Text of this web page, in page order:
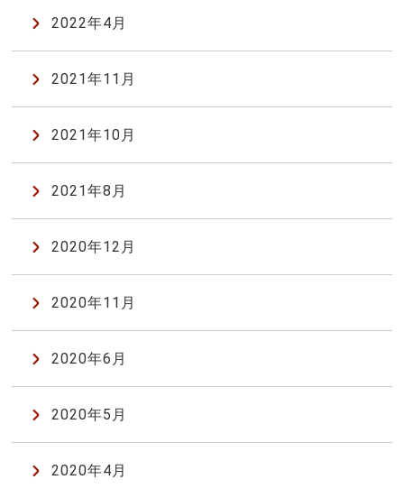
2022年4月
2021年11月
2021年10月
2021年8月
2020年12月
2020年11月
2020年6月
2020年5月
2020年4月